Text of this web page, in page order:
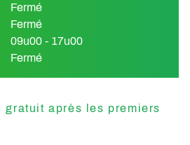
Fermé
Fermé
09u00 - 17u00
Fermé
gratuit après les premiers